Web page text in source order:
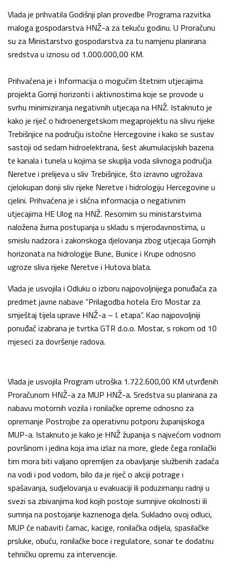
Vlada je prihvatila Godišnji plan provedbe Programa razvitka
maloga gospodarstva HNŽ-a za tekuću godinu. U Proračunu
su za Ministarstvo gospodarstva za tu namjenu planirana
sredstva u iznosu od 1.000.000,00 KM.
Prihvaćena je i Informacija o mogućim štetnim utjecajima
projekta Gornji horizonti i aktivnostima koje se provode u
svrhu minimiziranja negativnih utjecaja na HNŽ. Istaknuto je
kako je riječ o hidroenergetskom megaprojektu na slivu rijeke
Trebišnjice na području istočne Hercegovine i kako se sustav
sastoji od sedam hidroelektrana, šest akumulacijskih bazena
te kanala i tunela u kojima se skuplja voda slivnoga područja
Neretve i prelijeva u sliv Trebišnjice, što izravno ugrožava
cjelokupan donji sliv rijeke Neretve i hidrologiju Hercegovine u
cjelini. Prihvaćena je i slična informacija o negativnim
utjecajima HE Ulog na HNŽ. Resornim su ministarstvima
naložena žurna postupanja u skladu s mjerodavnostima, u
smislu nadzora i zakonskoga djelovanja zbog utjecaja Gornjih
horizonata na hidrologije Bune, Bunice i Krupe odnosno
ugroze sliva rijeke Neretve i Hutova blata.
Vlada je usvojila i Odluku o izboru najpovoljnijega ponuđača za
predmet javne nabave ”Prilagodba hotela Ero Mostar za
smještaj tijela uprave HNŽ-a – I. etapa”. Kao najpovoljniji
ponuđač izabrana je tvrtka GTR d.o.o. Mostar, s rokom od 10
mjeseci za dovršenje radova.
Vlada je usvojila Program utroška 1.722.600,00 KM utvrđenih
Proračunom HNŽ-a za MUP HNŽ-a. Sredstva su planirana za
nabavu motornih vozila i ronilačke opreme odnosno za
opremanje Postrojbe za operativnu potporu županijskoga
MUP-a. Istaknuto je kako je HNŽ županija s najvećom vodnom
površinom i jedina koja ima izlaz na more, glede čega ronilački
tim mora biti valjano opremljen za obavljanje službenih zadaća
na vodi i pod vodom, bilo da je riječ o akciji potrage i
spašavanja, sudjelovanja u evakuaciji ili poduzimanju radnji u
svezi sa zbivanjima kod kojih postoje sumnjive okolnosti ili
sumnja na postojanje kaznenoga djela. Sukladno ovoj odluci,
MUP će nabaviti čamac, kacige, ronilačka odijela, spasilačke
prsluke, obuću, ronilačke boce i regulatore, sonar te dodatnu
tehničku opremu za intervencije.